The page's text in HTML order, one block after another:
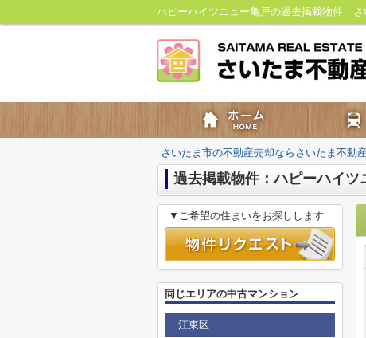
ハピーハイツニュー亀戸の過去掲載物件｜
さいたま市の不動産売却ならさいたま不動
過去掲載物件：ハピーハイツ
▼ご希望の住まいをお探しします
同じエリアの中古マンション
江東区